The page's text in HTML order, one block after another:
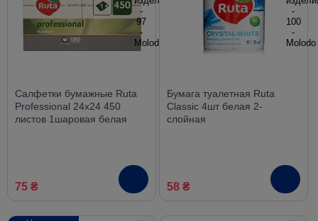
Салфетки бумажные Ruta
Professional 24х24 450
листов 1шаровая белая
75 ₴
Бумага туалетная Ruta
Classic 4шт белая 2-
слойная
58 ₴